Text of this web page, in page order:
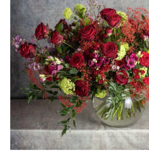
options
peuvent
être
choisies
sur
la
page
du
produit